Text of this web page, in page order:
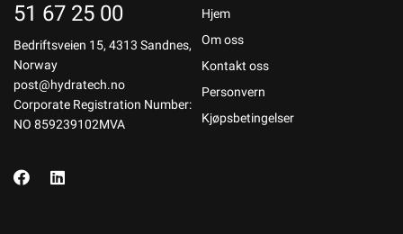
51 67 25 00
Bedriftsveien 15, 4313 Sandnes,
Norway
post@hydratech.no
Corporate Registration Number:
NO 859239102MVA
Hjem
Om oss
Kontakt oss
Personvern
Kjøpsbetingelser